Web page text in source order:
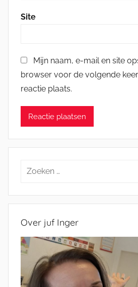
Site
Mijn naam, e-mail en site
browser voor de volgende
reactie plaats.
Zoeken
Over juf Inger